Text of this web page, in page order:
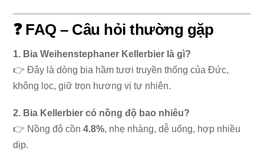
❓ FAQ – Câu hỏi thường gặp
1. Bia Weihenstephaner Kellerbier là gì?
👉 Đây là dòng bia hầm tươi truyền thống của Đức,
không lọc, giữ trọn hương vị tự nhiên.
2. Bia Kellerbier có nồng độ bao nhiêu?
👉 Nồng độ cồn4.8%, nhẹ nhàng, dễ uống, hợp nhiều
dịp.